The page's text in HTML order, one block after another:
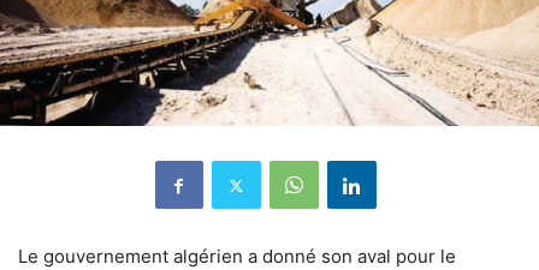
Le gouvernement algérien a donné son aval pour le